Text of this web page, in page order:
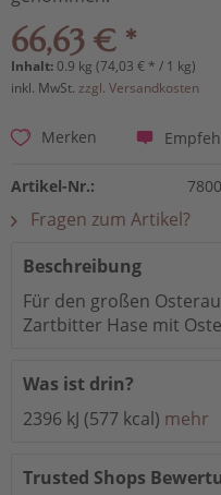
66,63 € *
Inhalt:0.9 kg (74,03 € * / 1 kg)
inkl. MwSt. zzgl. Versandkosten
Merken
Artikel-Nr.:
Fragen zum Artikel?
Beschreibung
Für den großen
Zartbitter Hase mit
Was ist drin?
2396 kJ (577 kcal) mehr
Trusted Shops